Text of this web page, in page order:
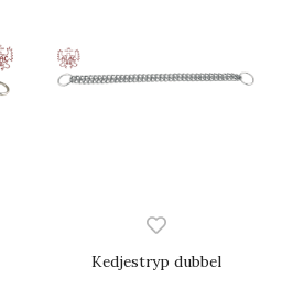
Kedjestryp dubbel